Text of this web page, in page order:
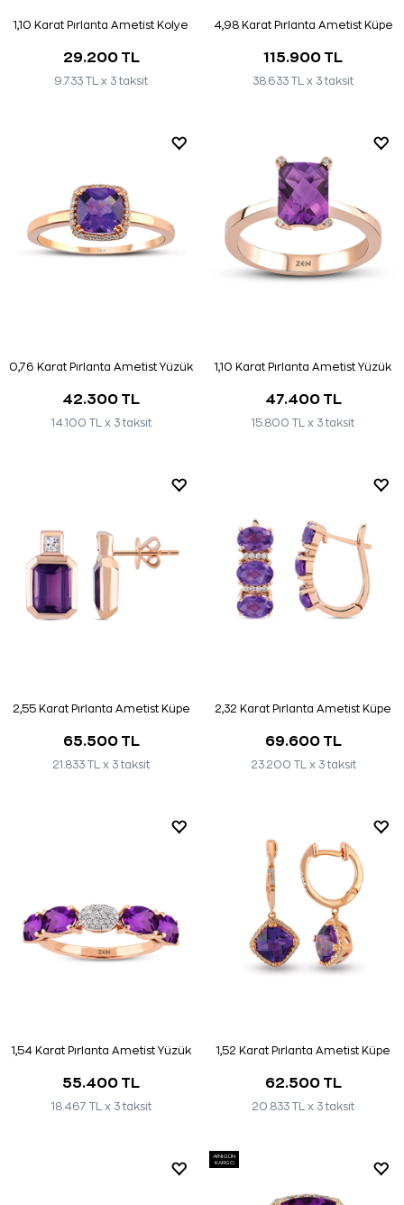
1,10 Karat Pırlanta Ametist Kolye
29.200 TL
9.733 TL x 3 taksit
4,98 Karat Pırlanta Ametist Küpe
115.900 TL
38.633 TL x 3 taksit
0,76 Karat Pırlanta Ametist Yüzük
42.300 TL
14.100 TL x 3 taksit
1,10 Karat Pırlanta Ametist Yüzük
47.400 TL
15.800 TL x 3 taksit
2,55 Karat Pırlanta Ametist Küpe
65.500 TL
21.833 TL x 3 taksit
2,32 Karat Pırlanta Ametist Küpe
69.600 TL
23.200 TL x 3 taksit
1,54 Karat Pırlanta Ametist Yüzük
55.400 TL
18.467 TL x 3 taksit
1,52 Karat Pırlanta Ametist Küpe
62.500 TL
20.833 TL x 3 taksit
AYNI GÜN
KARGO